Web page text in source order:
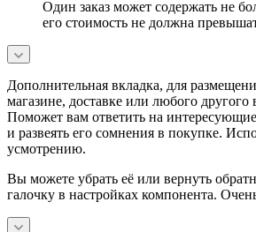
Один заказ может содержать не
его стоимость не должна
Дополнительная вкладка, для
магазине, доставке или любого другого
Поможет вам ответить на
и развеять его сомнения в покупке.
усмотрению.
Вы можете убрать её или вернуть
галочку в настройках компонента.